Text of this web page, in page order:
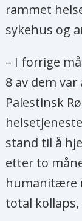
rammet
sykehus og
– I forrige
8 av dem
Palestinsk
stand til å
etter to
humanitære
total kollaps,